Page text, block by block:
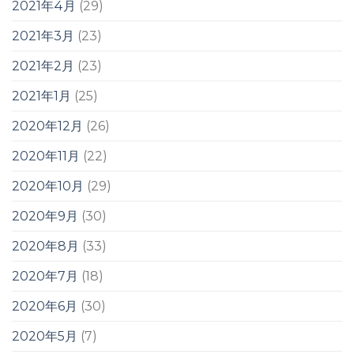
2021年4月 (29)
2021年3月 (23)
2021年2月 (23)
2021年1月 (25)
2020年12月 (26)
2020年11月 (22)
2020年10月 (29)
2020年9月 (30)
2020年8月 (33)
2020年7月 (18)
2020年6月 (30)
2020年5月 (7)